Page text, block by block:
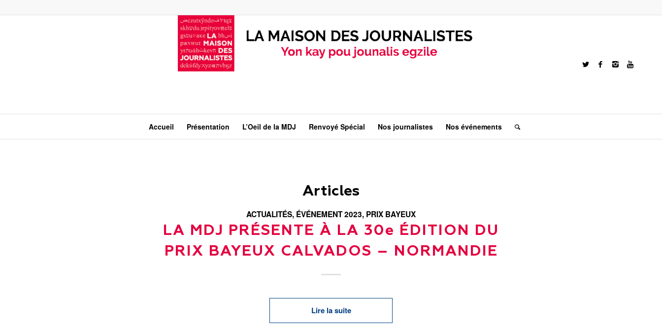
Accueil Présentation L’Oeil de la MDJ Renvoyé Spécial Nos journalistes Nos événements
Articles
ACTUALITÉS, ÉVÉNEMENT 2023, PRIX BAYEUX
LA MDJ PRÉSENTE À LA 30e ÉDITION DU
PRIX BAYEUX CALVADOS – NORMANDIE
Lire la suite